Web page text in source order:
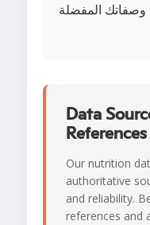
Data
References
Our nutrition
authoritative
and reliability.
references and